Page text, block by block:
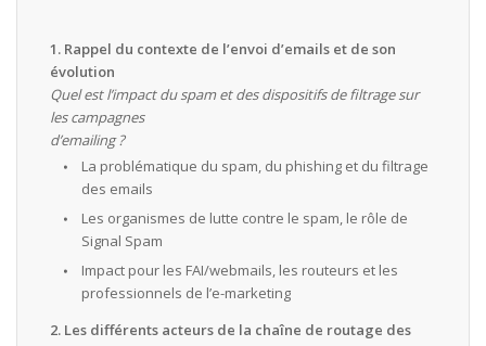
1. Rappel du contexte de l’envoi d’emails et de son
évolution
Quel est l’impact du spam et des dispositifs de filtrage sur
les campagnes
d’emailing ?
La problématique du spam, du phishing et du filtrage
des emails
Les organismes de lutte contre le spam, le rôle de
Signal Spam
Impact pour les FAI/webmails, les routeurs et les
professionnels de l’e-marketing
2. Les différents acteurs de la chaîne de routage des